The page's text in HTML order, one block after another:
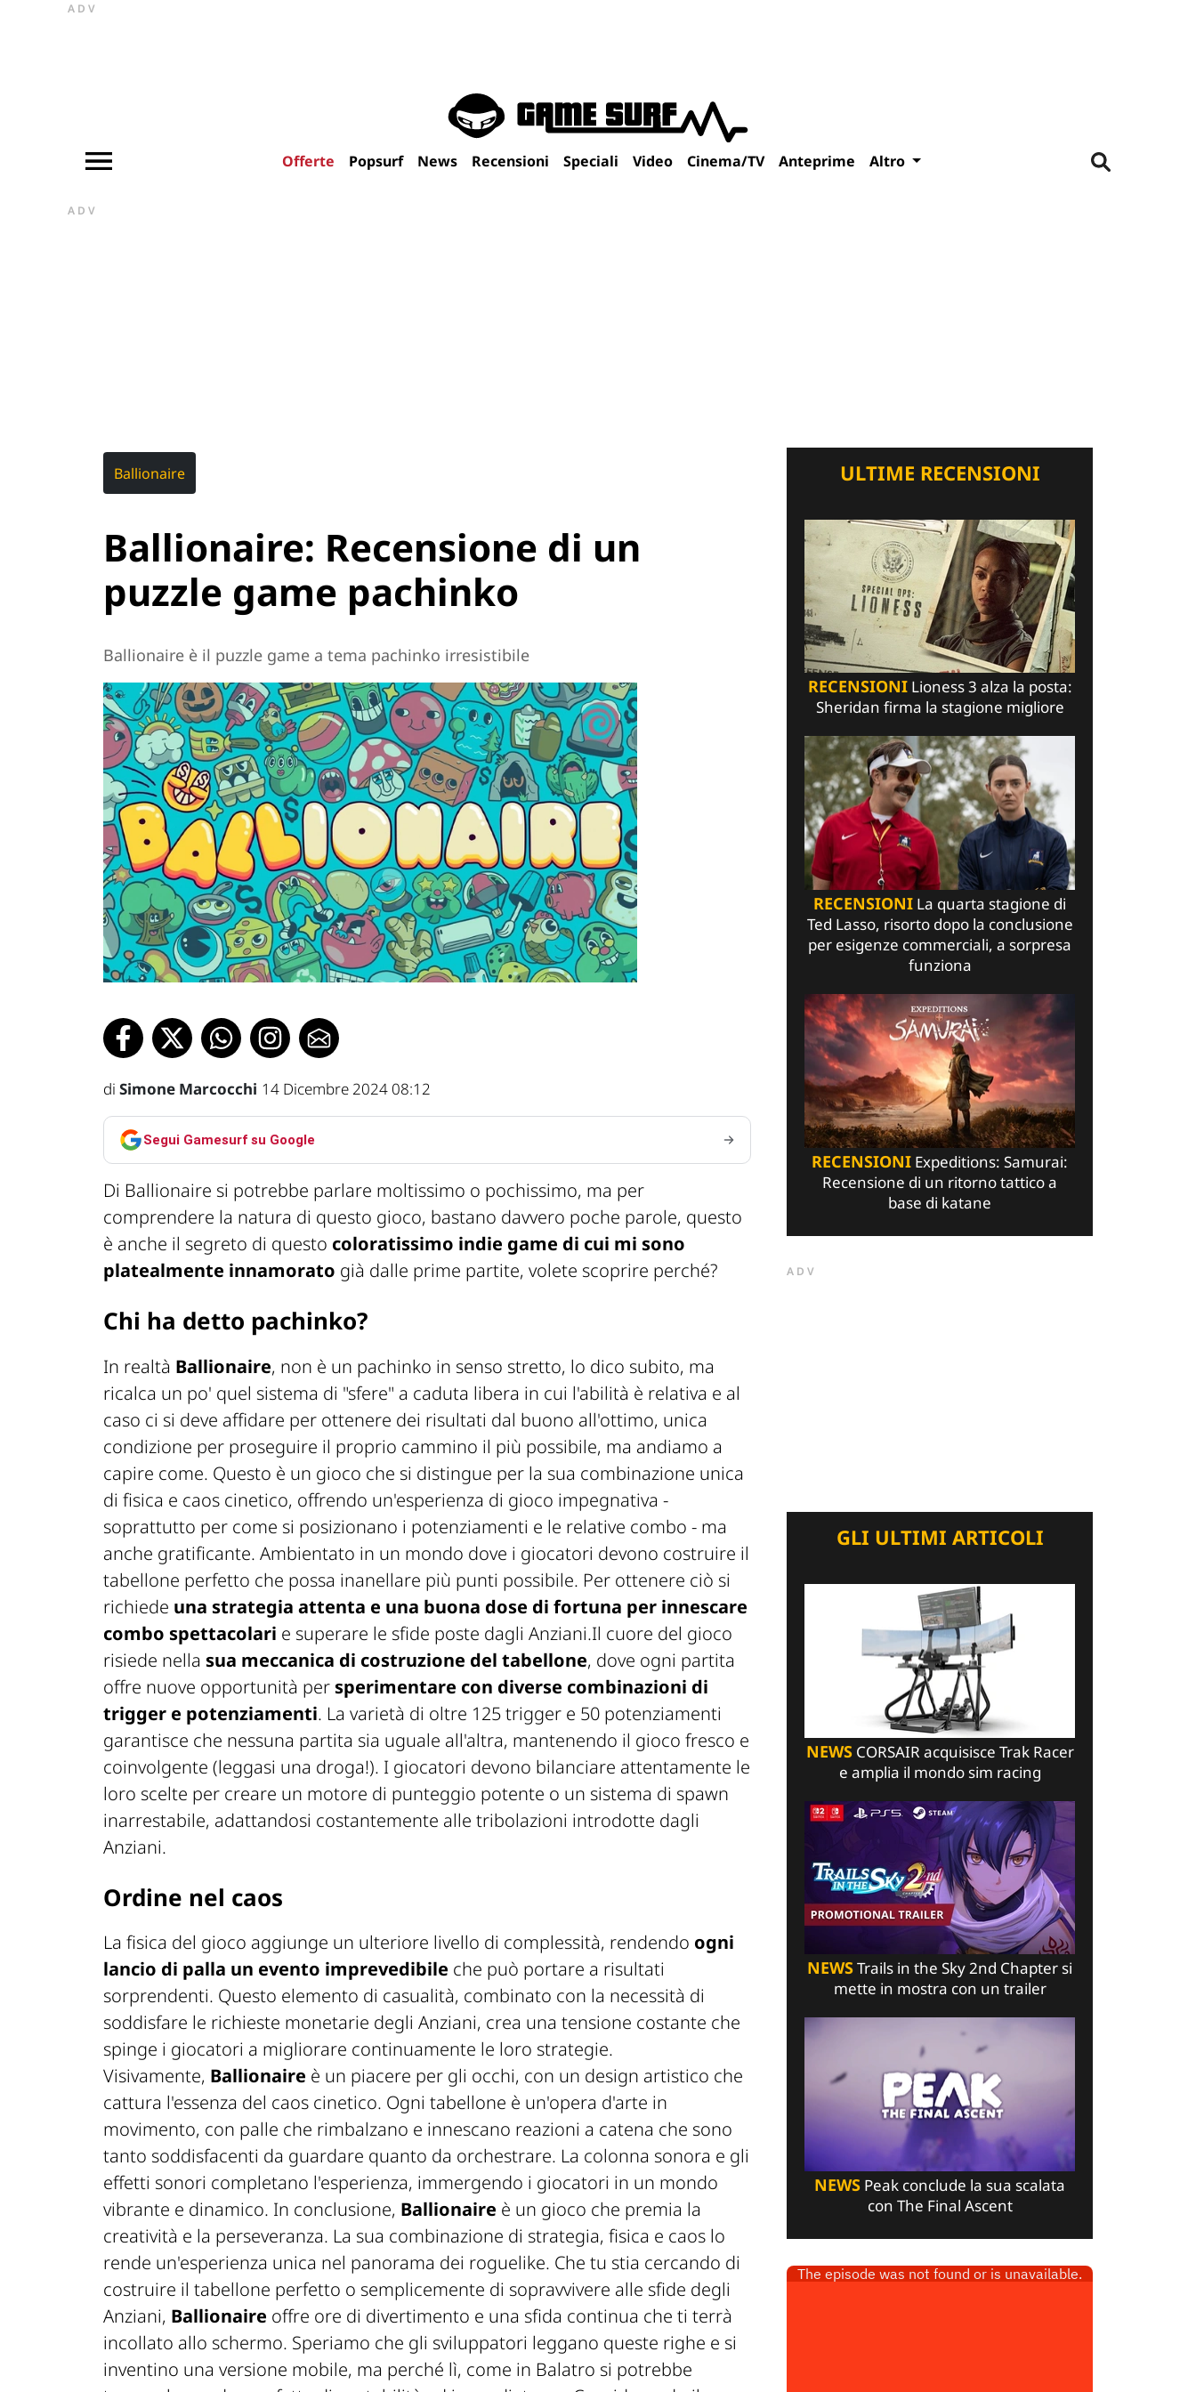
ADV
Offerte Popsurf News Recensioni Speciali Video Cinema/TV Anteprime Altro
ADV
Ballionaire
Ballionaire: Recensione di un
puzzle game pachinko
Ballionaire è il puzzle game a tema pachinko irresistibile
di Simone Marcocchi 14 Dicembre 2024 08:12
Segui Gamesurf su Google
Di Ballionaire si potrebbe parlare moltissimo o pochissimo, ma per
comprendere la natura di questo gioco, bastano davvero poche parole, questo
è anche il segreto di questo coloratissimo indie game di cui mi sono
platealmente innamorato già dalle prime partite, volete scoprire perché?
Chi ha detto pachinko?
In realtà Ballionaire, non è un pachinko in senso stretto, lo dico subito, ma
ricalca un po' quel sistema di "sfere" a caduta libera in cui l'abilità è relativa e al
caso ci si deve affidare per ottenere dei risultati dal buono all'ottimo, unica
condizione per proseguire il proprio cammino il più possibile, ma andiamo a
capire come. Questo è un gioco che si distingue per la sua combinazione unica
di fisica e caos cinetico, offrendo un'esperienza di gioco impegnativa -
soprattutto per come si posizionano i potenziamenti e le relative combo - ma
anche gratificante. Ambientato in un mondo dove i giocatori devono costruire il
tabellone perfetto che possa inanellare più punti possibile. Per ottenere ciò si
richiede una strategia attenta e una buona dose di fortuna per innescare
combo spettacolari e superare le sfide poste dagli Anziani.Il cuore del gioco
risiede nella sua meccanica di costruzione del tabellone, dove ogni partita
offre nuove opportunità per sperimentare con diverse combinazioni di
trigger e potenziamenti. La varietà di oltre 125 trigger e 50 potenziamenti
garantisce che nessuna partita sia uguale all'altra, mantenendo il gioco fresco e
coinvolgente (leggasi una droga!). I giocatori devono bilanciare attentamente le
loro scelte per creare un motore di punteggio potente o un sistema di spawn
inarrestabile, adattandosi costantemente alle tribolazioni introdotte dagli
Anziani.
Ordine nel caos
La fisica del gioco aggiunge un ulteriore livello di complessità, rendendo ogni
lancio di palla un evento imprevedibile che può portare a risultati
sorprendenti. Questo elemento di casualità, combinato con la necessità di
soddisfare le richieste monetarie degli Anziani, crea una tensione costante che
spinge i giocatori a migliorare continuamente le loro strategie.
Visivamente, Ballionaire è un piacere per gli occhi, con un design artistico che
cattura l'essenza del caos cinetico. Ogni tabellone è un'opera d'arte in
movimento, con palle che rimbalzano e innescano reazioni a catena che sono
tanto soddisfacenti da guardare quanto da orchestrare. La colonna sonora e gli
effetti sonori completano l'esperienza, immergendo i giocatori in un mondo
vibrante e dinamico. In conclusione, Ballionaire è un gioco che premia la
creatività e la perseveranza. La sua combinazione di strategia, fisica e caos lo
rende un'esperienza unica nel panorama dei roguelike. Che tu stia cercando di
costruire il tabellone perfetto o semplicemente di sopravvivere alle sfide degli
Anziani, Ballionaire offre ore di divertimento e una sfida continua che ti terrà
incollato allo schermo. Speriamo che gli sviluppatori leggano queste righe e si
inventino una versione mobile, ma perché lì, come in Balatro si potrebbe
ULTIME RECENSIONI
RECENSIONILioness 3 alza la posta:
Sheridan firma la stagione migliore
RECENSIONI La quarta stagione di
Ted Lasso, risorto dopo la conclusione
per esigenze commerciali, a sorpresa
funziona
RECENSIONI Expeditions: Samurai:
Recensione di un ritorno tattico a
base di katane
ADV
GLI ULTIMI ARTICOLI
NEWSCORSAIR acquisisce Trak Racer
e amplia il mondo sim racing
NEWSTrails in the Sky 2nd Chapter si
mette in mostra con un trailer
NEWS Peak conclude la sua scalata
con The Final Ascent